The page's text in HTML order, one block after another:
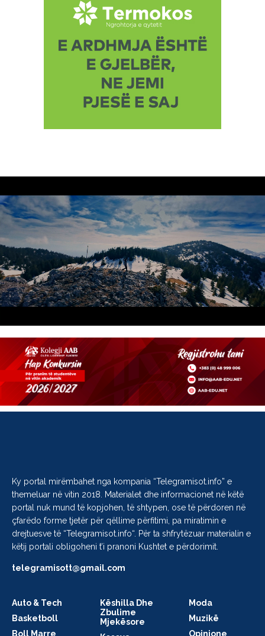
Ky portal mirëmbahet nga kompania “Telegramisot.info” e
themeluar në vitin 2018. Materialet dhe informacionet në këtë
portal nuk mund të kopjohen, të shtypen, ose të përdoren në
çfarëdo forme tjetër për qëllime përfitimi, pa miratimin e
drejtuesve të “Telegramisot.info“. Për ta shfrytëzuar materialin e
këtij portali obligoheni t’i pranoni Kushtet e përdorimit.
telegramisott@gmail.com
Auto & Tech
Basketboll
Boll Marre
Këshilla Dhe
Zbulime
Mjekësore
Moda
Muzikë
Opinione